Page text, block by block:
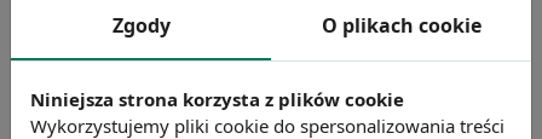
Chcesz wiedzieć więcej?
Zobacz więcej wiadomości
Zgody O plikach cookie
Niniejsza strona korzysta z plików cookie
Wykorzystujemy pliki cookie do spersonalizowania treści